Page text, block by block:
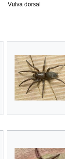
Vulva dorsal